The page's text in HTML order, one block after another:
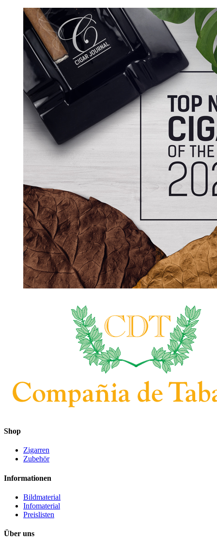
Shop
Zigarren
Zubehör
Informationen
Bildmaterial
Infomaterial
Preislisten
Über uns